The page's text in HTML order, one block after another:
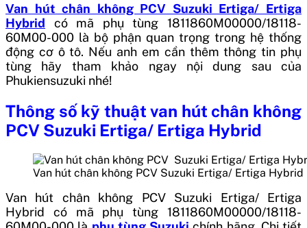
Van hút chân không PCV Suzuki Ertiga/ Ertiga
Hybrid
có mã phụ tùng1811860M00000/18118-
60M00-000 là bộ phận quan trọng trong hệ thống
động cơ ô tô. Nếu anh em cần thêm thông tin phụ
tùng hãy tham khảo ngay nội dung sau của
Phukiensuzuki nhé!
Thông số kỹ thuậtvan hút chân không
PCV Suzuki Ertiga/ Ertiga Hybrid
Van hút chân không PCV Suzuki Ertiga/ Ertiga Hybrid
Van hút chân không PCV Suzuki Ertiga/ Ertiga
Hybrid có mã phụ tùng1811860M00000/18118-